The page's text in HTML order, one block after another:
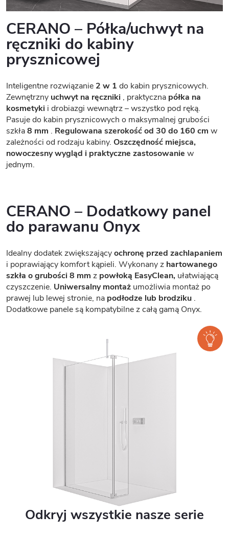
CERANO – Półka/uchwyt na
ręczniki do kabiny
prysznicowej
Inteligentne rozwiązanie 2 w 1 do kabin prysznicowych.
Zewnętrzny uchwyt na ręczniki , praktyczna półka na
kosmetyki i drobiazgi wewnątrz – wszystko pod ręką.
Pasuje do kabin prysznicowych o maksymalnej grubości
szkła8 mm . Regulowana szerokość od 30 do 160 cm w
zależności od rodzaju kabiny. Oszczędność miejsca,
nowoczesny wygląd i praktyczne zastosowanie w
jednym.
CERANO – Dodatkowy panel
do parawanu Onyx
Idealny dodatek zwiększającyochronę przed zachlapaniem
i poprawiający komfort kąpieli. Wykonany z hartowanego
szkła o grubości 8 mm z powłoką EasyClean, ułatwiającą
czyszczenie. Uniwersalny montaż umożliwia montaż po
prawej lub lewej stronie, na podłodze lub brodziku .
Dodatkowe panele są kompatybilne z całą gamą Onyx.
Odkryj wszystkie nasze serie